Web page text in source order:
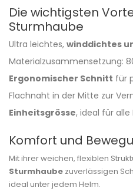
Die wichtigsten
Sturmhaube
Ultra leichtes, winddichtes
Materialzusammensetzung:
Ergonomischer Schnitt für
Flachnaht in der Mitte zur
Einheitsgrösse, ideal für
Komfort und
Mit ihrer weichen, flexiblen
Sturmhaube zuverlässigen
ideal unter jedem Helm.